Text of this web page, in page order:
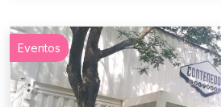
Eventos